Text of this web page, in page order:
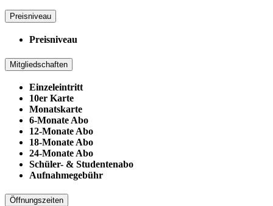
Preisniveau
Preisniveau
Mitgliedschaften
Einzeleintritt
10er Karte
Monatskarte
6-Monate Abo
12-Monate Abo
18-Monate Abo
24-Monate Abo
Schüler- & Studentenabo
Aufnahmegebühr
Öffnungszeiten